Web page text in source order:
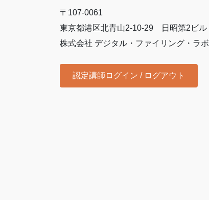
〒107-0061
東京都港区北青山2-10-29 日昭第2ビル
株式会社 デジタル・ファイリング・ラボ
認定講師ログイン / ログアウト